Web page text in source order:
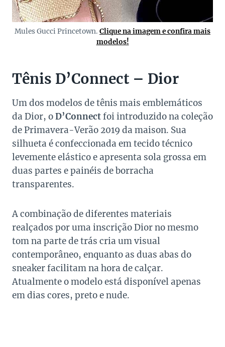
Mules Gucci Princetown. Clique na imagem e confira mais
modelos!
Tênis D’Connect – Dior
Um dos modelos de tênis mais emblemáticos
da Dior, oD’Connectfoi introduzido na coleção
de Primavera-Verão 2019 da maison. Sua
silhueta é confeccionada em tecido técnico
levemente elástico e apresenta sola grossa em
duas partes e painéis de borracha
transparentes.
A combinação de diferentes materiais
realçados por uma inscrição Dior no mesmo
tom na parte de trás cria um visual
contemporâneo, enquanto as duas abas do
sneaker facilitam na hora de calçar.
Atualmente o modelo está disponível apenas
em dias cores, preto e nude.